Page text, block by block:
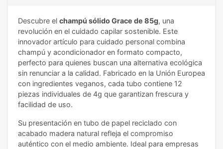
Descubre el champú sólido Grace de 85g, una
revolución en el cuidado capilar sostenible. Este
innovador artículo para cuidado personal combina
champú y acondicionador en formato compacto,
perfecto para quienes buscan una alternativa ecológica
sin renunciar a la calidad. Fabricado en la Unión Europea
con ingredientes veganos, cada tubo contiene 12
piezas individuales de 4g que garantizan frescura y
facilidad de uso.
Su presentación en tubo de papel reciclado con
acabado madera natural refleja el compromiso
auténtico con el medio ambiente. Ideal para empresas